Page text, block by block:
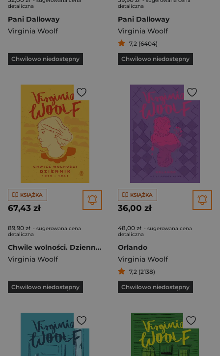
detaliczna
Pani Dalloway
Virginia Woolf
Chwilowo niedostępny
detaliczna
Pani Dalloway
Virginia Woolf
7,2 (6404)
Chwilowo niedostępny
KSIĄŻKA
67,43 zł
89,90 zł - sugerowana cena
detaliczna
Chwile wolności. Dziennik 1915 - 1941 wyd. 2023
Virginia Woolf
Chwilowo niedostępny
KSIĄŻKA
36,00 zł
48,00 zł - sugerowana cena
detaliczna
Orlando
Virginia Woolf
7,2 (2138)
Chwilowo niedostępny